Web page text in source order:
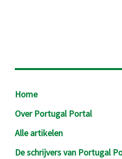
Footer
Home
Over Portugal Portal
Alle artikelen
De schrijvers van Portugal